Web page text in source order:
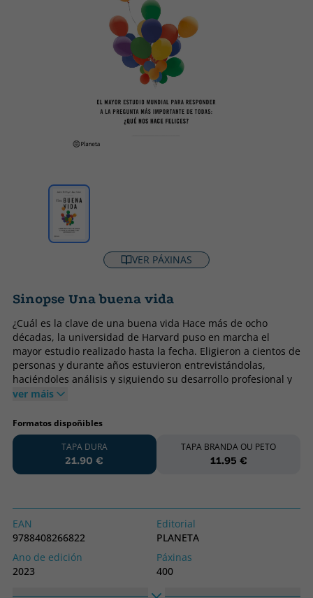
VER PÁXINAS
Sinopse Una buena vida
¿Cuál es la clave de una buena vida Hace más de ocho
décadas, la universidad de Harvard puso en marcha el
mayor estudio realizado hasta la fecha. Eligieron a cientos de
personas y durante años estuvieron entrevistándolas,
haciéndoles análisis y siguiendo su desarrollo profesional y
personal. Siguieron la vida de ciudadanos desde su juventud
profesional y sus relaciones. Algunos fracasaron o se
arruinaron, otros se hicieron millonarios o llegaron incluso a
ser presidentes de EE. UU. Sin embargo, tras años de
estudios, se dieron cuenta de que el secreto de la felicidad
no estaba en nuestra salud física o económica, sino en las
reales, este libro nos brinda las conclusiones de ese estudio
que cambiará para siempre nuestra perspectiva sobre la
vida y nos enseñará que nunca es demasiado tarde para
más feliz. «Un libro fascinante que nos enseña de forma
científica y práctica cómo definir, construir y, sobre todo,
ver máis
Formatos dispoñibles
TAPA DURA
21.90 €
TAPA BRANDA OU PETO
11.95 €
EAN
9788408266822
Editorial
PLANETA
Ano de edición
2023
Páxinas
400
Idioma